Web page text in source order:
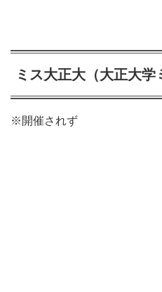
ミス大正大（大正大学
※開催されず